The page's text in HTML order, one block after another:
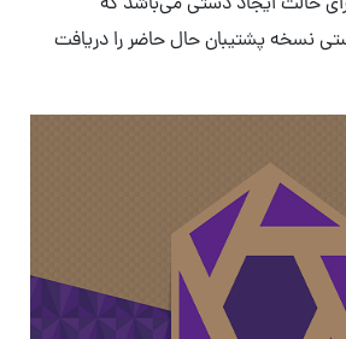
نسخه پشتیبان حال حاضر را دریافت